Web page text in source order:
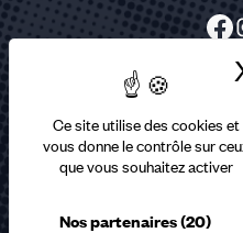
Ce site utilise des cookies et
vous donne le contrôle sur
que vous souhaitez activer
Nos partenaires(20)
Abonnez-